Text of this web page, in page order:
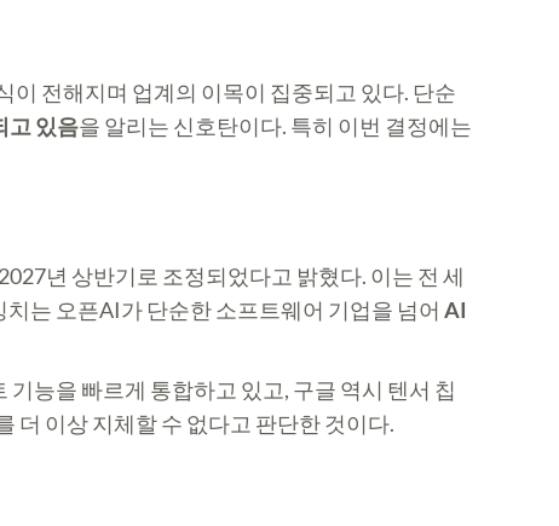
이 전해지며 업계의 이목이 집중되고 있다. 단순
고 있음을 알리는 신호탄이다. 특히 이번 결정에는
년 상반기로 조정되었다고 밝혔다. 이는 전 세
는 오픈AI가 단순한 소프트웨어 기업을 넘어 AI
능을 빠르게 통합하고 있고, 구글 역시 텐서 칩
더 이상 지체할 수 없다고 판단한 것이다.